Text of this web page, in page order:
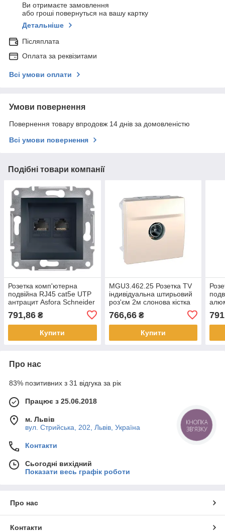
Ви отримаєте замовлення
або гроші повернуться на вашу картку
Детальніше
Післяплата
Оплата за реквізитами
Всі умови оплати
Умови повернення
Повернення товару впродовж 14 днів за домовленістю
Всі умови повернення
Подібні товари компанії
Розетка комп'ютерна
подвійна RJ45 cat5e UTP
антрацит Asfora Schneider
791,86 ₴
Купити
MGU3.462.25 Розетка TV
індивідуальна штирьовий
роз'єм 2м слонова кістка
766,66₴
Купити
Про нас
83% позитивних з 31 відгука за рік
Працює з 25.06.2018
м. Львів
вул. Стрийська, 202, Львів, Україна
Контакти
Сьогодні вихідний
Показати весь графік роботи
Про нас
Контакти
КНОПКА
ЗВ'ЯЗКУ